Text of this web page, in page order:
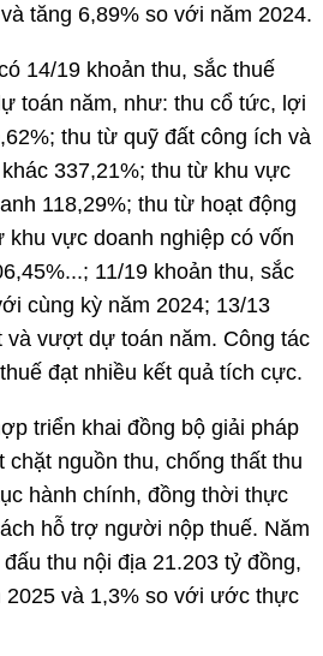
tăng 6,89% so với năm 2024.
14/19 khoản thu, sắc thuế
toán năm, như: thu cổ tức, lợi
thu từ quỹ đất công ích và
337,21%; thu từ khu vực
118,29%; thu từ hoạt động
khu vực doanh nghiệp có vốn
11/19 khoản thu, sắc
cùng kỳ năm 2024; 13/13
và vượt dự toán năm. Công tác
đạt nhiều kết quả tích cực.
triển khai đồng bộ giải pháp
chặt nguồn thu, chống thất thu
hành chính, đồng thời thực
hỗ trợ người nộp thuế. Năm
thu nội địa 21.203 tỷ đồng,
2025 và 1,3% so với ước thực